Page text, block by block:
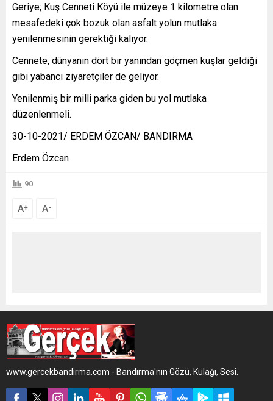
Geriye; Kuş Cenneti Köyü ile müzeye 1 kilometre olan
mesafedeki çok bozuk olan asfalt yolun mutlaka
yenilenmesinin gerektiği kalıyor.
Cennete, dünyanın dört bir yanından göçmen kuşlar geldiği
gibi yabancı ziyaretçiler de geliyor.
Yenilenmiş bir milli parka giden bu yol mutlaka
düzenlenmeli.
30-10-2021/ ERDEM ÖZCAN/ BANDIRMA
Erdem Özcan
90
A+ A-
www.gercekbandirma.com - Bandırma'nın Gözü, Kulağı, Sesi.